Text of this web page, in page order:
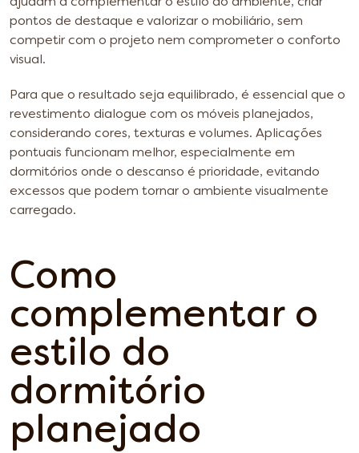
ajudam a complementar o estilo do ambiente, criar
pontos de destaque e valorizar o mobiliário, sem
competir com o projeto nem comprometer o conforto
visual.
Para que o resultado seja equilibrado, é essencial que o
revestimento dialogue com os móveis planejados,
considerando cores, texturas e volumes. Aplicações
pontuais funcionam melhor, especialmente em
dormitórios onde o descanso é prioridade, evitando
excessos que podem tornar o ambiente visualmente
carregado.
Como
complementar o
estilo do
dormitório
planejado